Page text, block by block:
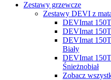
Zestawy grzewcze
Zestawy DEVI z
DEVImat
DEVImat
DEVImat
Biały
DEVImat
Śnieżnobiał
Zobacz